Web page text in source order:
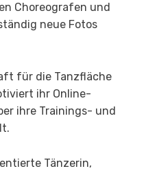
Choreografen und
neue Fotos
für die Tanzfläche
ihr Online-
ihre Trainings- und
Tänzerin,